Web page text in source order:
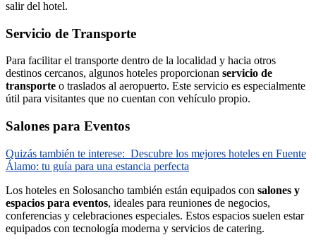
salir del hotel.
Servicio de Transporte
Para facilitar el transporte dentro de la localidad y hacia otros
destinos cercanos, algunos hoteles proporcionan servicio de
transporte o traslados al aeropuerto. Este servicio es especialmente
útil para visitantes que no cuentan con vehículo propio.
Salones para Eventos
Quizás también te interese: Descubre los mejores hoteles en Fuente
Álamo: tu guía para una estancia perfecta
Los hoteles en Solosancho también están equipados con salones y
espacios para eventos, ideales para reuniones de negocios,
conferencias y celebraciones especiales. Estos espacios suelen estar
equipados con tecnología moderna y servicios de catering.